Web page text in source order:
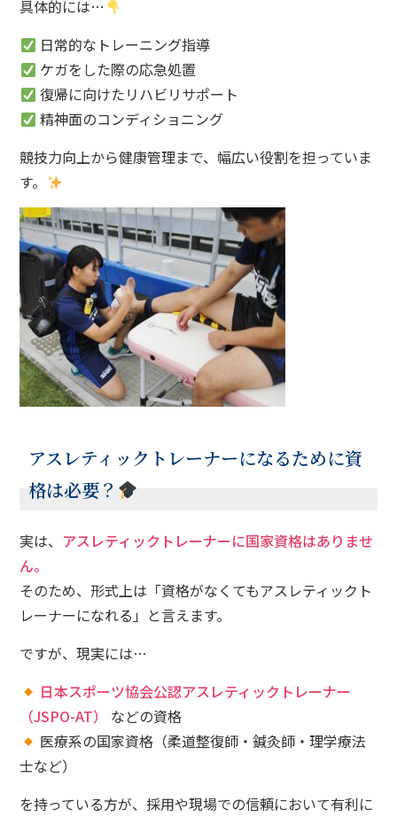
具体的には…
日常的なトレーニング指導
ケガをした際の応急処置
復帰に向けたリハビリサポート
精神面のコンディショニング
競技力向上から健康管理まで、幅広い役割を担っていま
す。
アスレティックトレーナーになるために資
格は必要？
実は、 アスレティックトレーナーに国家資格はありませ
ん。
そのため、形式上は「資格がなくてもアスレティックト
レーナーになれる」と言えます。
ですが、現実には…
日本スポーツ協会公認アスレティックトレーナー
（JSPO-AT）
などの資格
医療系の国家資格（柔道整復師・鍼灸師・理学療法
士など）
を持っている方が、採用や現場での信頼において有利に